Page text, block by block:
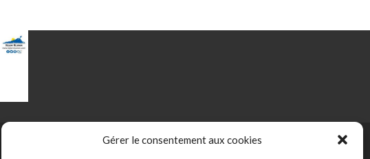
Gérer le consentement aux cookies